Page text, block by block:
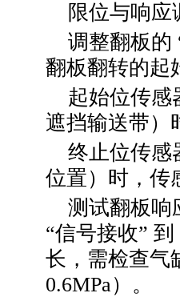
限位与响应
调整翻板的
翻板翻转的起
起始位传感
遮挡输送带）
终止位传感
位置）时，传
测试翻板响
“信号接收”
长，需检查气
0.6MPa）。